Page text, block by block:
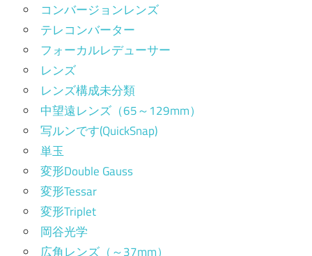
コンバージョンレンズ
テレコンバーター
フォーカルレデューサー
レンズ
レンズ構成未分類
中望遠レンズ（65～129mm）
写ルンです(QuickSnap)
単玉
変形Double Gauss
変形Tessar
変形Triplet
岡谷光学
広角レンズ（～37mm）